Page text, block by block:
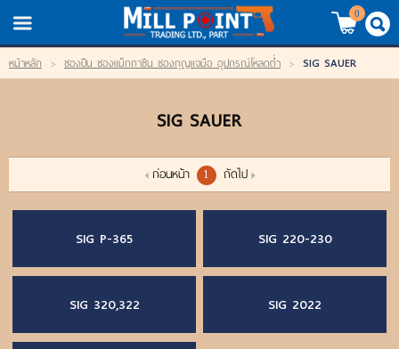
TH/EN
LOGIN REGISTER
My Wishlist
สินค้า
แบรนด์
สินค้าลดราคา
0
หน้าหลัก > ซองปืน ซองแม็กกาซีน ซองกุญแจมือ อุปกรณ์โหลดต่ำ > SIG SAUER
SIG SAUER
ก่อนหน้า 1 ถัดไป
SIG P-365 SIG 220-230
SIG 320,322 SIG 2022